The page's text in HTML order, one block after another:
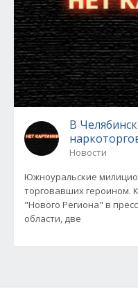
В
Новости
Южноуральские
торговавших героином.
"Нового Региона" в
области, две